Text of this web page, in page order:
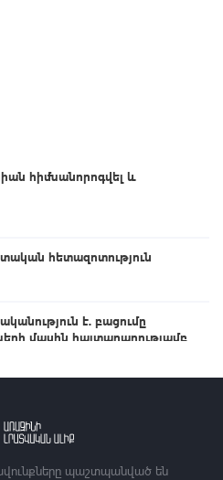
հիմնանորոգվել և
հետազոտություն
է. բացումը
մասին հայտարարությամբ
պաշտպանված են